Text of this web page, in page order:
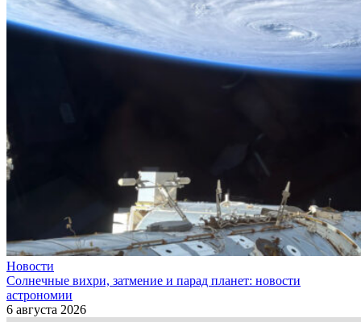
Новости
Солнечные вихри, затмение и парад планет: новости
астрономии
6 августа 2026